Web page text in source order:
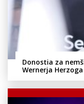
Donostia za
Wernerja Herzoga